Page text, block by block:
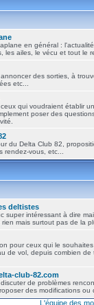
en général :
les ailes, le vécu et tout le
des sorties, à
etc...
qui voudraient établir
poser des
du Delta Club 82,
rendez-vous, etc...
deltistes
super intéressant à dire
mais surtout pas de la
pour ceux qui le
de vol, depuis combien de
club-82.com
de problèmes
des modifications ou
L'équipe des